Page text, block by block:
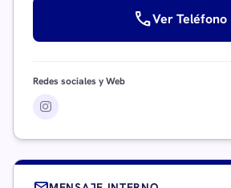
callVer Teléfono
Redes sociales y Web